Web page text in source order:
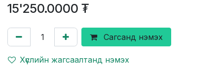
15'250.0000 ₮
Сагсанд нэмэх
Хүслийн жагсаалтанд нэмэх